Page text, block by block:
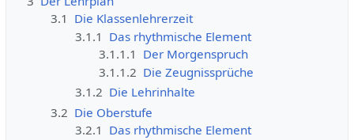
3.1 Die Klassenlehrerzeit
3.1.1 Das rhythmische Element
3.1.1.1 Der Morgenspruch
3.1.1.2 Die Zeugnissprüche
3.1.2 Die Lehrinhalte
3.2 Die Oberstufe
3.2.1 Das rhythmische Element